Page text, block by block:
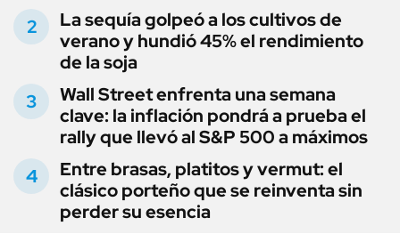
La sequía golpeó a los cultivos de
verano y hundió 45% el rendimiento
de la soja
Wall Street enfrenta una semana
clave: la inflación pondrá a prueba el
rally que llevó al S&P 500 a máximos
Entre brasas, platitos y vermut: el
clásico porteño que se reinventa sin
perder su esencia